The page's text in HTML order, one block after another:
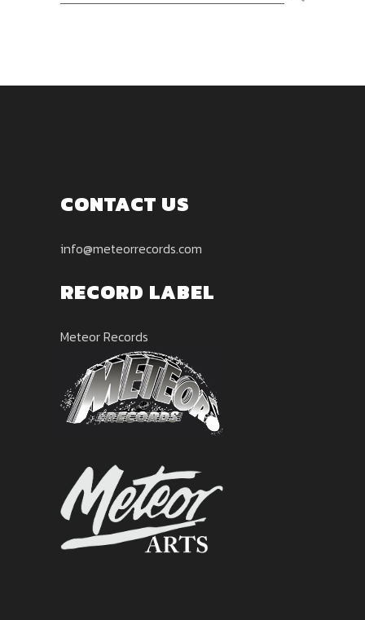
CONTACT US
info@meteorrecords.com
RECORD LABEL
Meteor Records